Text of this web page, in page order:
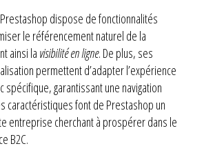
dispose de fonctionnalités
le référencement naturel de la
ainsi la visibilité en ligne. De plus, ses
permettent d’adapter l’expérience
spécifique, garantissant une navigation
caractéristiques font de Prestashop un
entreprise cherchant à prospérer dans le
B2C.